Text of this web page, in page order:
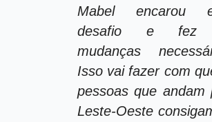
Mabel encarou
desafio e fez
mudanças
Isso vai fazer com
pessoas que andam
Leste-Oeste